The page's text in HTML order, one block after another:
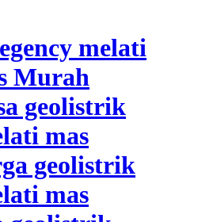
melati
Murah
geolistrik
mas
geolistrik
mas